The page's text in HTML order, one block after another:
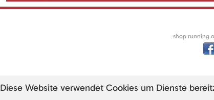
shop running
Diese Website verwendet Cookies um Dienste